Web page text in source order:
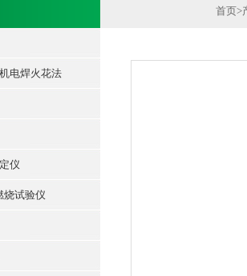
电焊火花法
仪
烧试验仪
首页>